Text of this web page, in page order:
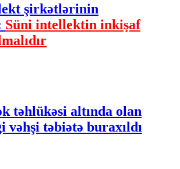
şirkətlərinin
Süni intellektin inkişaf
təhlükəsi altında olan
vəhşi təbiətə buraxıldı